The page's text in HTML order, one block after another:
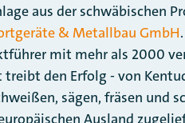
aus der schwäbischen
& Metallbau GmbH
mit mehr als 2000
treibt den Erfolg - von
sägen, fräsen und
Ausland